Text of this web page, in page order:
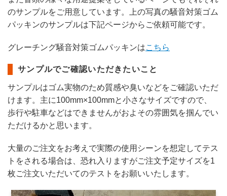
のサンプルをご用意しています。上の写真の騒音対策ゴム
パッキンのサンプルは下記ページからご依頼可能です。
グレーチング騒音対策ゴムパッキンはこちら
サンプルでご確認いただきたいこと
サンプルはゴム実物のため質感や臭いなどをご確認いただ
けます。主に100mm×100mmと小さなサイズですので、
歩行や駐車などはできませんがおよその雰囲気を掴んでい
ただけるかと思います。
大量のご注文をお考えで実際の使用シーンを想定してテス
トをされる場合は、恐れ入りますがご注文予定サイズを1
枚ご注文いただいてのテストをお願いいたします。